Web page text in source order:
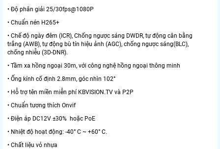
• Độ phân giải 25/30fps@1080P
• Chuẩn nén H265+
• Chế độ ngày đêm (ICR), Chống ngược sáng DWDR, tự động cân bằng
trắng (AWB), tự động bù tín hiệu ảnh (AGC), chống ngược sáng(BLC),
chống nhiễu (3D-DNR).
• Tầm xa hồng ngoại 30m, với công nghệ hồng ngoại thông minh
• Ống kính cố định 2.8mm, góc nhìn 102°
• Hỗ trợ tên miền miễn phí KBVISION.TV và P2P
• Chuẩn tương thích Onvif
• Điện áp DC12V ±30% hoặc PoE
• Nhiệt độ hoạt động: -40° C ~ +60° C.
• Chất liệu vỏ nhựa